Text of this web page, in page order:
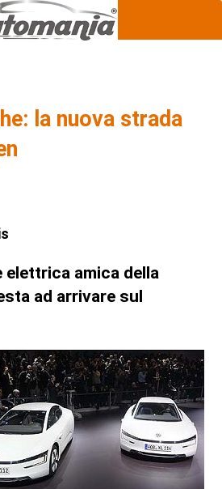
la nuova strada
elettrica amica della
ad arrivare sul